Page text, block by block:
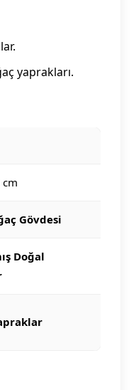
yaprakları.
cm
Gövdesi
Doğal